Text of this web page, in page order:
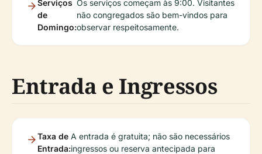
Serviços
de
Domingo:
Os serviços começam às 9:00. Visitantes
não congregados são bem-vindos para
observar respeitosamente.
Entrada e Ingressos
Taxa de
Entrada:
A entrada é gratuita; não são necessários
ingressos ou reserva antecipada para